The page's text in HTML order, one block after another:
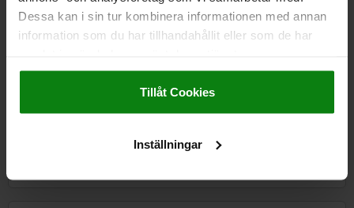
Dessa kan i sin tur kombinera informationen med annan
information som du har tillhandahållit eller som de har
Impressum|Dataskydd|AGB
Tillåt Cookies
Inställningar
13 220,89 kr